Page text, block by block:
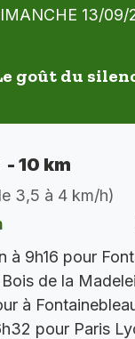
13/09/
goût du
10 km
3,5 à 4 km/h)
à 9h16 pour
de la
à
pour Paris